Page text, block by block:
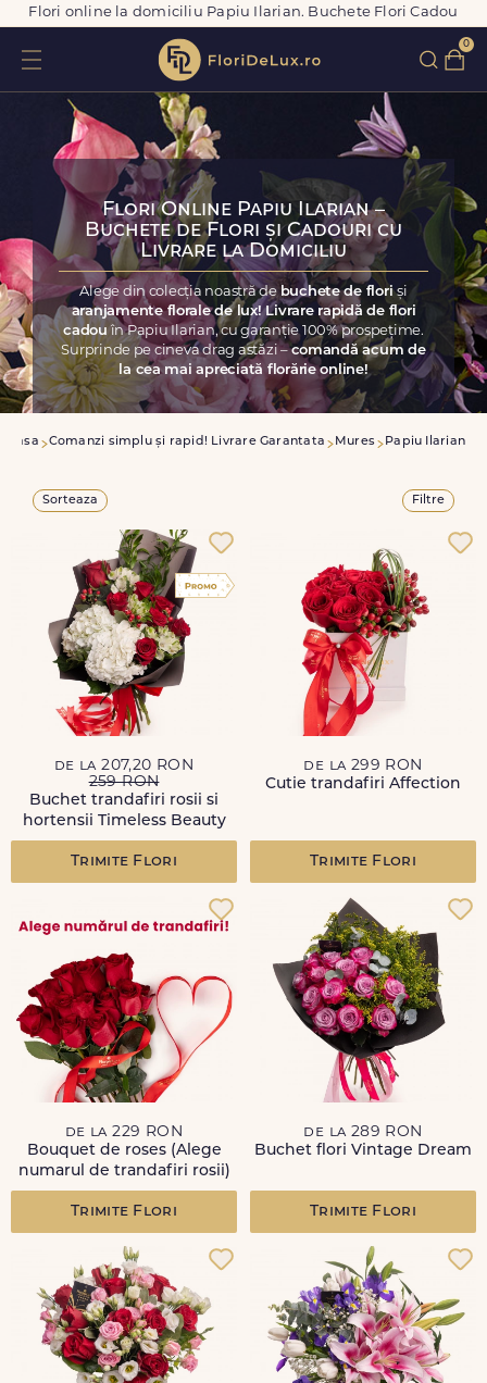
Flori online la domiciliu Papiu Ilarian. Buchete Flori Cadou
0
Flori Online Papiu Ilarian –
Buchete de Flori și Cadouri cu
Livrare la Domiciliu
Alege din colecția noastră de buchete de floriși
aranjamente florale de lux! Livrare rapidă de flori
cadou în Papiu Ilarian, cu garanție 100% prospețime.
Surprinde pe cineva drag astăzi –comandă acum de
la cea mai apreciată florărie online!
Acasa Comanzi simplu și rapid! Livrare Garantata Mures Papiu Ilarian
Sorteaza Filtre
de la 207,20 RON
259 RON
Buchet trandafiri rosii si
hortensii Timeless Beauty
Trimite Flori
de la 299 RON
Cutie trandafiri Affection
Trimite Flori
de la 229 RON
Bouquet de roses (Alege
numarul de trandafiri rosii)
Trimite Flori
de la 289 RON
Buchet flori Vintage Dream
Trimite Flori